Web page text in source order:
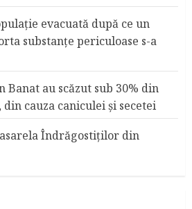
evacuată după ce un
substanţe periculoase s-a
au scăzut sub 30% din
cauza caniculei şi secetei
Îndrăgostiţilor din